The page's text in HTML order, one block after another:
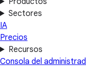
Sectores
IA
Precios
Recursos
Consola del